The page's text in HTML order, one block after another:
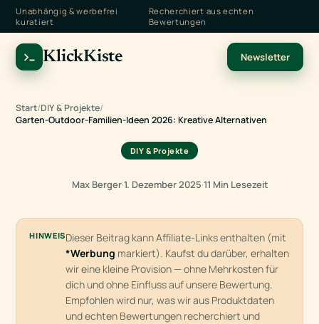
Unabhängig & werbefrei
kuratiert
Recherchiert aus echten
Bewertungen
KlickKiste Newsletter
Start/DIY & Projekte/
Garten-Outdoor-Familien-Ideen 2026: Kreative Alternativen
DIY & Projekte
Max Berger·1. Dezember 2025·11 Min Lesezeit
HINWEISDieser Beitrag kann Affiliate-Links enthalten (mit
*Werbung markiert). Kaufst du darüber, erhalten
wir eine kleine Provision — ohne Mehrkosten für
dich und ohne Einfluss auf unsere Bewertung.
Empfohlen wird nur, was wir aus Produktdaten
und echten Bewertungen recherchiert und